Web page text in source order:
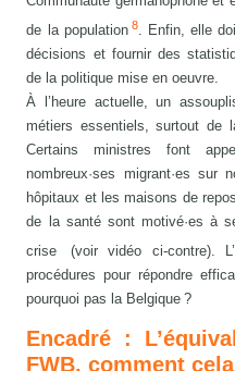
de la population 8. Enfin, elle
décisions et fournir des
de la politique mise en oeuvre.
À l’heure actuelle, un
métiers essentiels, surtout de
Certains ministres font
nombreux·ses migrant·es sur
hôpitaux et les maisons de
de la santé sont motivé·es à
crise (voir vidéo ci-contre).
procédures pour répondre
pourquoi pas la Belgique ?
Encadré :
FWB, comment